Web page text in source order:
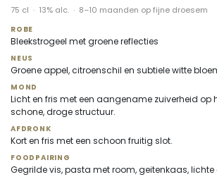
75 cl · 13% alc. · 8–10 maanden op fijne droesem
ROBE
Bleekstrogeel met groene reflecties
NEUS
Groene appel, citroenschil en subtiele witte
MOND
Licht en fris met een aangename zuiverheid op
schone, droge structuur.
AFDRONK
Kort en fris met een schoon fruitig slot.
FOODPAIRING
Gegrilde vis, pasta met room, geitenkaas,